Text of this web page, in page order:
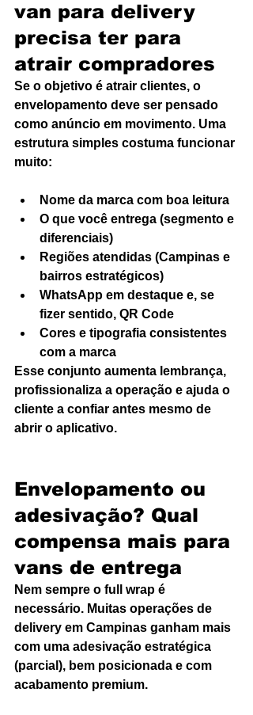
van para delivery
precisa ter para
atrair compradores
Se o objetivo é atrair clientes, o
envelopamento deve ser pensado
como anúncio em movimento. Uma
estrutura simples costuma funcionar
muito:
Nome da marca com boa leitura
O que você entrega (segmento e
diferenciais)
Regiões atendidas (Campinas e
bairros estratégicos)
WhatsApp em destaque e, se
fizer sentido, QR Code
Cores e tipografia consistentes
com a marca
Esse conjunto aumenta lembrança,
profissionaliza a operação e ajuda o
cliente a confiar antes mesmo de
abrir o aplicativo.
Envelopamento ou
adesivação? Qual
compensa mais para
vans de entrega
Nem sempre o full wrap é
necessário. Muitas operações de
delivery em Campinas ganham mais
com uma adesivação estratégica
(parcial), bem posicionada e com
acabamento premium.